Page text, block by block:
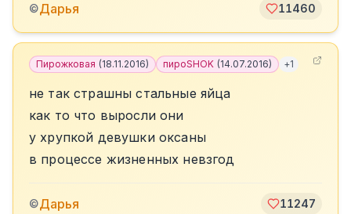
©Дарья 11460
Пирожковая (18.11.2016) пироSHOK (14.07.2016) +1
не так страшны стальные яйца
как то что выросли они
у хрупкой девушки оксаны
в процессе жизненных невзгод
©Дарья 11247